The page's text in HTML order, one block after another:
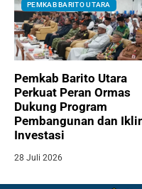
PEMKAB BARITO UTARA
Pemkab Barito Utara
Perkuat Peran Ormas
Dukung Program
Pembangunan dan
Investasi
28 Juli 2026